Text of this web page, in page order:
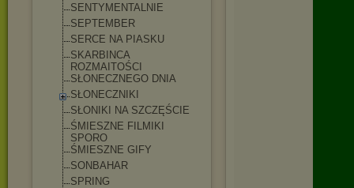
SENTYMENTALNIE
SEPTEMBER
SERCE NA PIASKU
SKARBINCA
ROZMAITOŚCI
SŁONECZNEGO DNIA
SŁONECZNIKI
SŁONIKI NA SZCZĘŚCIE
ŚMIESZNE FILMIKI
SPORO
ŚMIESZNE GIFY
SONBAHAR
SPRING